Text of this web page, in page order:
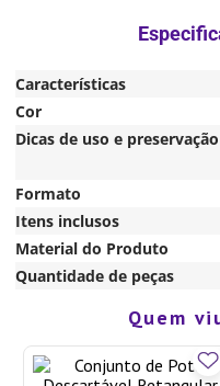
Características
Cor
Dicas de uso e preservação
Formato
Itens inclusos
Material do Produto
Quantidade de peças
Quem